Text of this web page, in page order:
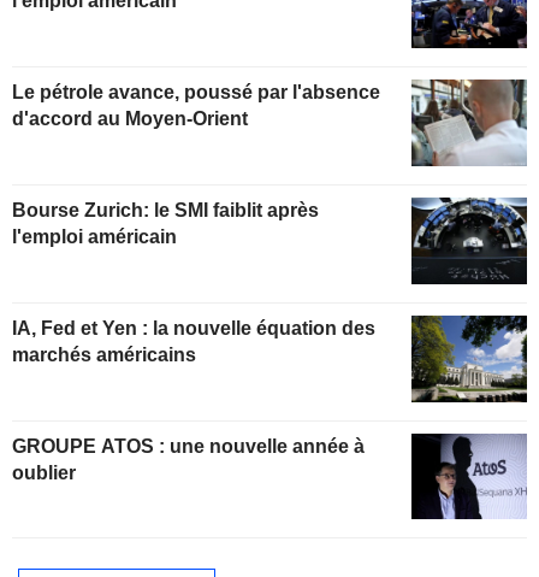
Le pétrole avance, poussé par l'absence
d'accord au Moyen-Orient
Bourse Zurich: le SMI faiblit après
l'emploi américain
IA, Fed et Yen : la nouvelle équation des
marchés américains
GROUPE ATOS : une nouvelle année à
oublier